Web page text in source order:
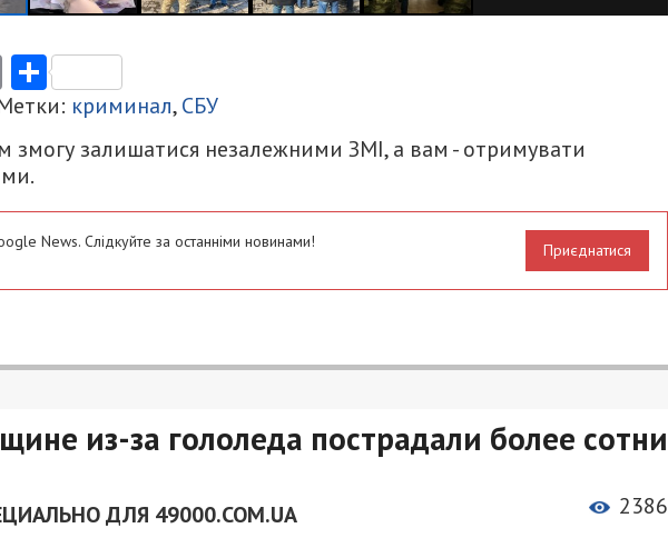
EmailПоділитися
криминал,СБУ
змогу залишатися незалежними ЗМІ, а вам - отримувати
News. Слідкуйте за останніми новинами! Приєднатися
из-за гололеда пострадали более сотни
ДЛЯ 49000.COM.UA 2386